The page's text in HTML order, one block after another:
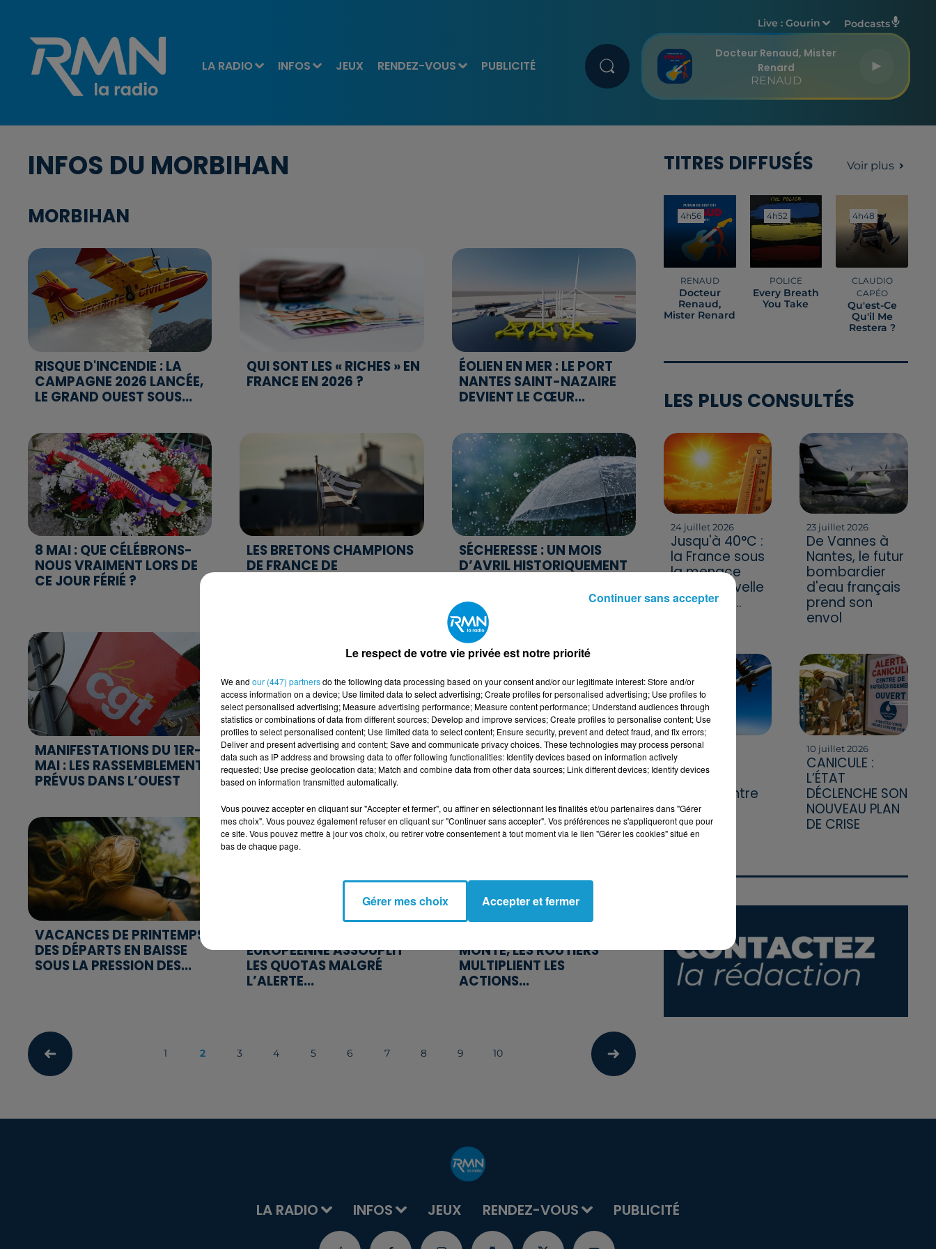
LA RADIO INFOS JEUX RENDEZ-VOUS PUBLICITÉ
Live :Gourin Podcasts
Docteur Renaud, Mister
Renard
RENAUD
INFOS DU MORBIHAN
MORBIHAN
RISQUE D'INCENDIE : LA
CAMPAGNE 2026 LANCÉE,
LE GRAND OUEST SOUS...
QUI SONT LES « RICHES » EN
FRANCE EN 2026 ?
ÉOLIEN EN MER : LE PORT
NANTES SAINT-NAZAIRE
DEVIENT LE CŒUR...
8 MAI : QUE CÉLÉBRONS-
NOUS VRAIMENT LORS DE
CE JOUR FÉRIÉ ?
LES BRETONS CHAMPIONS
DE FRANCE DE
SÉCHERESSE : UN MOIS
D’AVRIL HISTORIQUEMENT
MANIFESTATIONS DU 1ER-
MAI : LES RASSEMBLEMENTS
PRÉVUS DANS L’OUEST
AIRBNB : GRÂCE À LA TAXE
DE SÉJOUR, DES MILLIONS
D’EUROS POUR LES...
AVRIL 2026 : UN ÉPISODE DE
CHALEUR PRÉCOCE
S’INSTALLE DANS L’OUEST
VACANCES DE PRINTEMPS :
DES DÉPARTS EN BAISSE
SOUS LA PRESSION DES...
EUROPÉENNE ASSOUPLIT
LES QUOTAS MALGRÉ
L’ALERTE...
MONTE, LES ROUTIERS
MULTIPLIENT LES
ACTIONS...
1 2 3 4 5 6 7 8 9 10
TITRES DIFFUSÉS Voir plus
4h56
4h56
RENAUD
Docteur
Renaud,
Mister Renard
4h52
4h52
POLICE
Every Breath
You Take
4h48
4h48
CLAUDIO
CAPÉO
Qu'est-Ce
Qu'il Me
Restera ?
LES PLUS CONSULTÉS
24 juillet 2026
Jusqu'à 40°C :
la France sous
la menace
d'une nouvelle
vague de...
23 juillet 2026
De Vannes à
Nantes, le futur
bombardier
d'eau français
prend son
envol
20 juillet 2026
A400M : le
géant de
l'armée entre
en guerre
contre les
flammes
10 juillet 2026
CANICULE :
L’ÉTAT
DÉCLENCHE SON
NOUVEAU PLAN
DE CRISE
LA RADIO INFOS JEUX RENDEZ-VOUS PUBLICITÉ
Le respect de votre vie privée est notre priorité
We and our (447) partnersdo the following data processing based on your consent and/or our legitimate interest: Store and/or
access information on a device; Use limited data to select advertising; Create profiles for personalised advertising; Use profiles to
select personalised advertising; Measure advertising performance; Measure content performance; Understand audiences through
statistics or combinations of data from different sources; Develop and improve services; Create profiles to personalise content; Use
profiles to select personalised content; Use limited data to select content; Ensure security, prevent and detect fraud, and fix errors;
Deliver and present advertising and content; Save and communicate privacy choices. These technologies may process personal
data such as IP address and browsing data to offer following functionalities: Identify devices based on information actively
requested; Use precise geolocation data; Match and combine data from other data sources; Link different devices; Identify devices
based on information transmitted automatically.
Vous pouvez accepter en cliquant sur "Accepter et fermer", ou affiner en sélectionnant les finalités et/ou partenaires dans "Gérer
mes choix". Vous pouvez également refuser en cliquant sur "Continuer sans accepter". Vos préférences ne s'appliqueront que pour
ce site. Vous pouvez mettre à jour vos choix, ou retirer votre consentement à tout moment via le lien "Gérer les cookies" situé en
bas de chaque page.
Gérer mes choix Accepter et fermer
Continuer sans accepter